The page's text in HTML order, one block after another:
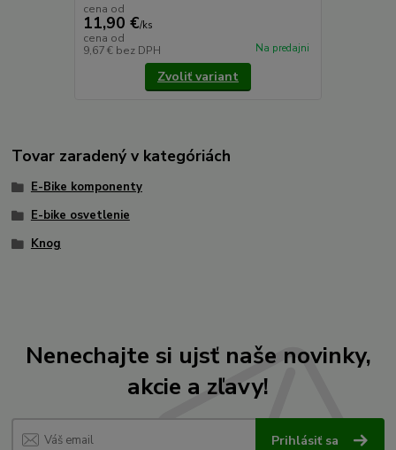
cena od
11,90 €/ks
cena od
9,67 € bez DPH Na predajni
Zvoliť variant
Tovar zaradený v kategóriách
E-Bike komponenty
E-bike osvetlenie
Knog
Nenechajte si ujsť naše novinky,
akcie a zľavy!
Prihlásiť sa